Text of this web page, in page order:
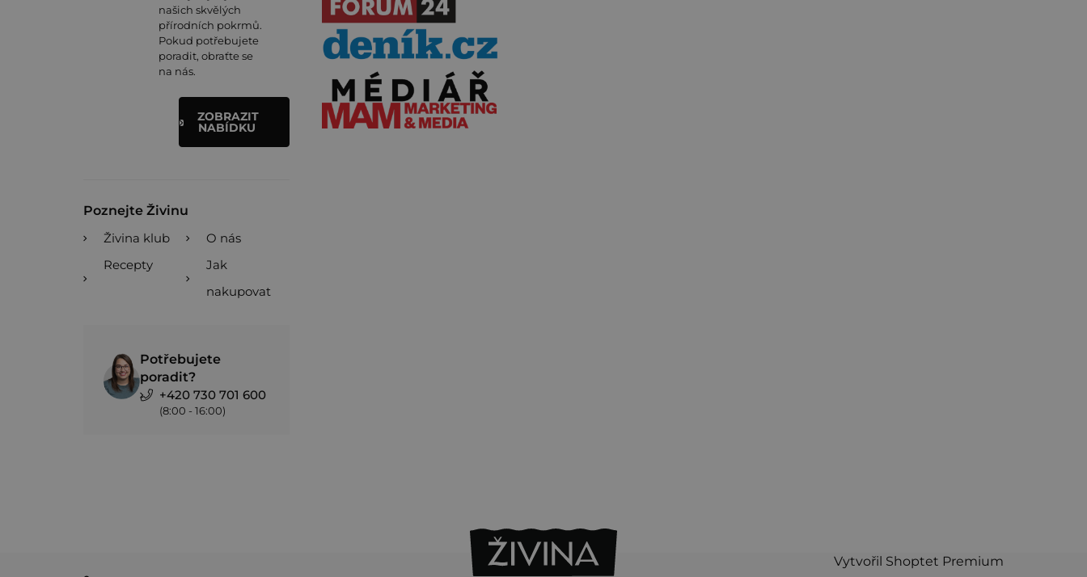
našich skvělých
přírodních pokrmů.
Pokud potřebujete
poradit, obraťte se
na nás.
ZOBRAZIT
NABÍDKU
Poznejte Živinu
Živina klub
O nás
Recepty
Jak
nakupovat
Potřebujete
poradit?
+420 730 701 600
(8:00 - 16:00)
Vytvořil Shoptet Premium